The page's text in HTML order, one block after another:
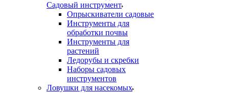
Садовый инструмент
Опрыскиватели садовые
Инструменты для
обработки почвы
Инструменты для
растений
Ледорубы и скребки
Наборы садовых
инструментов
Ловушки для насекомых